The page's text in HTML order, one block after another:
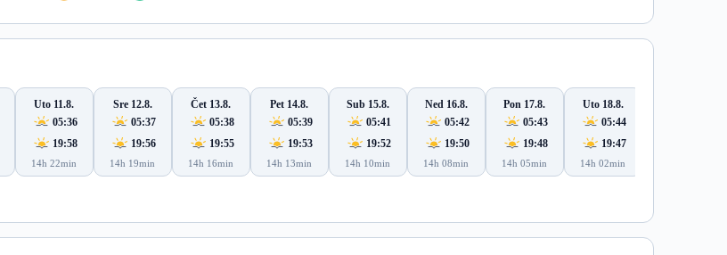
Uto 11.8.
05:36
19:58
14h 22min
Sre 12.8.
05:37
19:56
14h 19min
Čet 13.8.
05:38
19:55
14h 16min
Pet 14.8.
05:39
19:53
14h 13min
Sub 15.8.
05:41
19:52
14h 10min
Ned 16.8.
05:42
19:50
14h 08min
Pon 17.8.
05:43
19:48
14h 05min
Uto 18.8.
05:44
19:47
14h 02min